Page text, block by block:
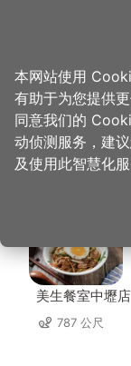
首页 > 想去的地方 >
实味
美生餐室中壢店
787 公尺
本网站使用
有助于为您提供
同意我们的
动侦测服务，建
及使用此智慧化服